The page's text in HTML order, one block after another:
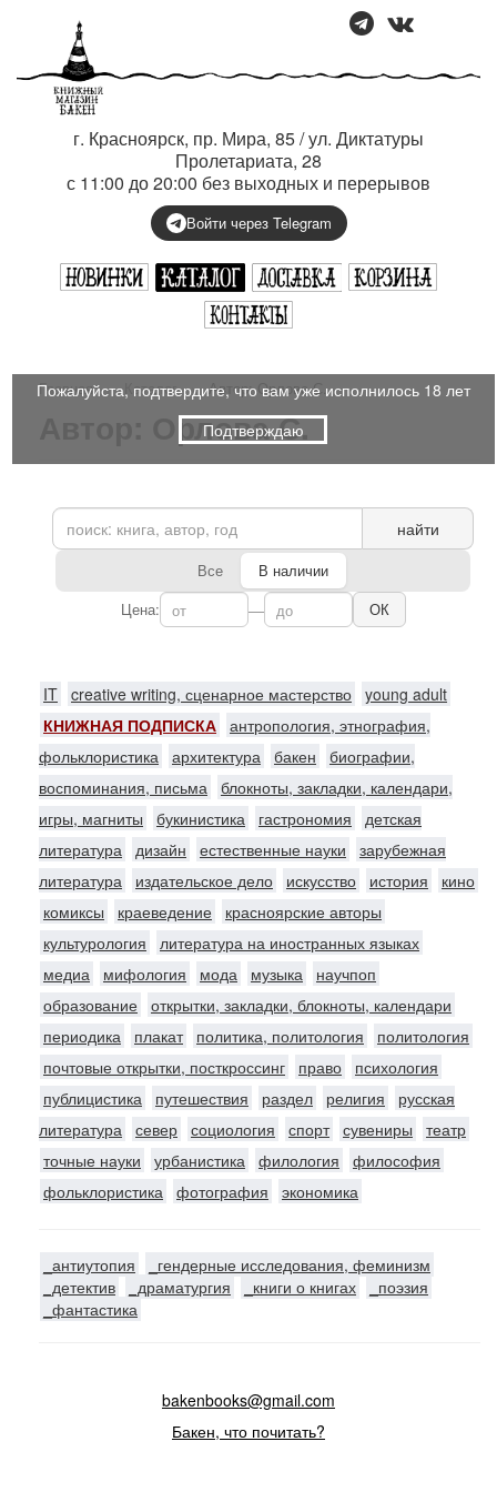
г. Красноярск, пр. Мира, 85 / ул. Диктатуры
Пролетариата, 28
с 11:00 до 20:00 без выходных и перерывов
Войти через Telegram
Главная › Каталог › Автор: Орлова С.
Автор: Орлова С.
найти
Все
В наличии
Цена:
— ОК
IT creative writing, сценарное мастерство young adult
КНИЖНАЯ ПОДПИСКА антропология, этнография,
фольклористика архитектура бакен
биографии,
воспоминания, письма блокноты, закладки, календари,
игры, магниты
букинистика гастрономия
детская
литература дизайн естественные науки
зарубежная
литература
издательское дело искусство история
кино
комиксы
краеведение
красноярские авторы
культурология
литература на иностранных языках
медиа
мифология мода музыка
научпоп
образование открытки, закладки, блокноты, календари
периодика
плакат политика, политология
политология
почтовые открытки, посткроссинг
право
психология
публицистика
путешествия раздел религия
русская
литература север социология спорт сувениры
театр
точные науки
урбанистика филология
философия
фольклористика фотография экономика
_антиутопия
_гендерные исследования, феминизм
_детектив
_драматургия _книги о книгах
_поэзия
_фантастика
bakenbooks@gmail.com
Бакен, что почитать?
Пожалуйста, подтвердите, что вам уже исполнилось 18 лет
Подтверждаю